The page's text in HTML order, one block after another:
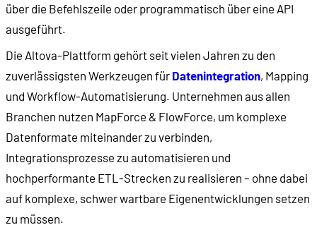
über die Befehlszeile oder programmatisch über eine API
ausgeführt.
Die Altova-Plattform gehört seit vielen Jahren zu den
zuverlässigsten Werkzeugen für Datenintegration, Mapping
und Workflow-Automatisierung. Unternehmen aus allen
Branchen nutzen MapForce & FlowForce, um komplexe
Datenformate miteinander zu verbinden,
Integrationsprozesse zu automatisieren und
hochperformante ETL-Strecken zu realisieren – ohne dabei
auf komplexe, schwer wartbare Eigenentwicklungen setzen
zu müssen.